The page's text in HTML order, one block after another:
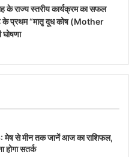
के राज्य स्तरीय कार्यक्रम का सफल
के प्रथम “मातृ दूध कोष (Mother
से मीन तक जानें आज का राशिफल,
होगा सतर्क